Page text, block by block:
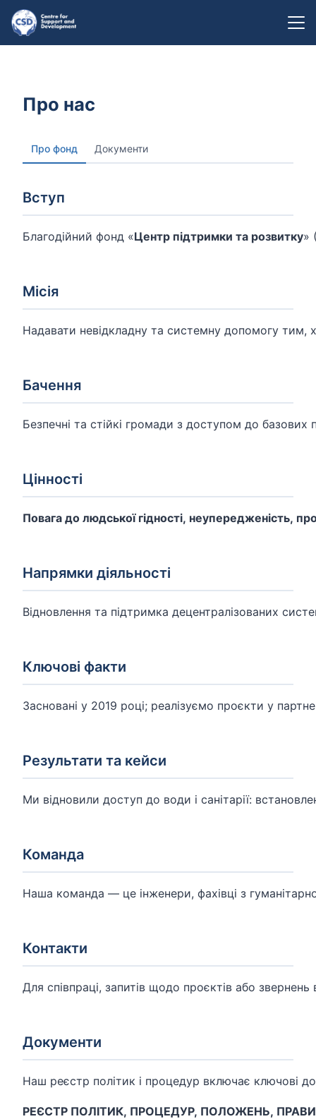
Про нас
Про фонд Документи
Вступ
Благодійний фонд «Центр підтримки та розвитку»
Місія
Надавати невідкладну та системну допомогу тим,
Бачення
Безпечні та стійкі громади з доступом до
Цінності
Повага до людської гідності, неупередженість,
Напрямки діяльності
Відновлення та підтримка децентралізованих
Ключові факти
Засновані у 2019 році; реалізуємо проєкти у
Результати та кейси
Ми відновили доступ до води і санітарії:
Команда
Наша команда — це інженери, фахівці з
Контакти
Для співпраці, запитів щодо проєктів або
Документи
Наш реєстр політик і процедур включає ключові
РЕЄСТР ПОЛІТИК, ПРОЦЕДУР, ПОЛОЖЕНЬ,